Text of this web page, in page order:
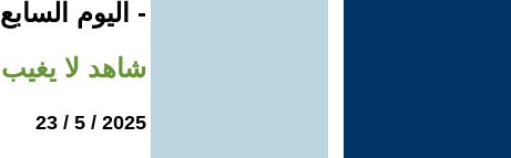
- اليوم السابع
شاهد لا يغيب
2025 / 5 / 23